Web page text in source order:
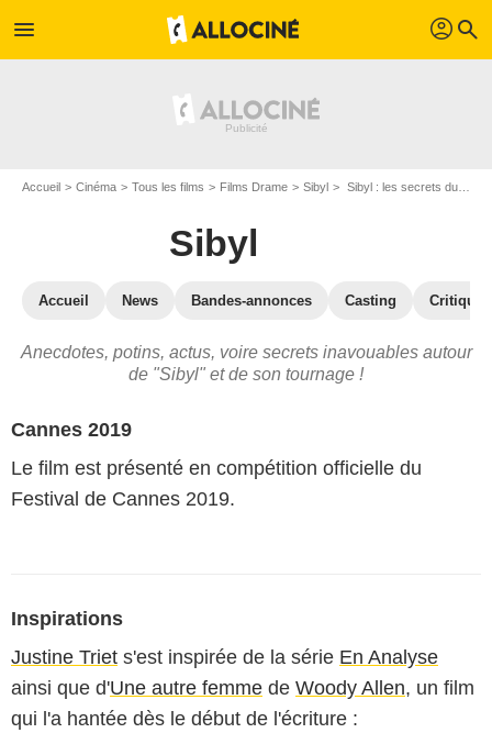
menu profil search
Accueil Cinéma Tous les films Films Drame Sibyl Sibyl : les secrets du tournage
Sibyl
Accueil News Bandes-annonces Casting
Anecdotes, potins, actus, voire secrets inavouables autour
de "Sibyl" et de son tournage !
Cannes 2019
Le film est présenté en compétition officielle du
Festival de Cannes 2019.
Inspirations
Justine Triet s'est inspirée de la série En Analyse
ainsi que d'Une autre femme de Woody Allen, un film
qui l'a hantée dès le début de l'écriture :